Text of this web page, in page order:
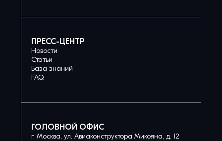
ПРЕСС-ЦЕНТР
Новости
Статьи
База знаний
FAQ
ГОЛОВНОЙ ОФИС
г. Москва, ул. Авиаконструктора Микояна, д. 12